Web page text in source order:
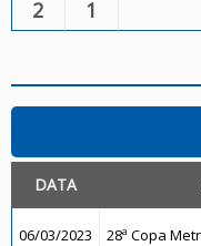
2 1
DATA
06/03/2023 28ª Copa